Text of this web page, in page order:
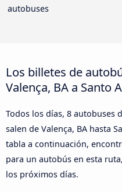
autobuses
Los billetes de
Valença, BA a Santo
Todos los días, 8 autobuses
salen de Valença, BA hasta
tabla a continuación,
para un autobús en esta
los próximos días.